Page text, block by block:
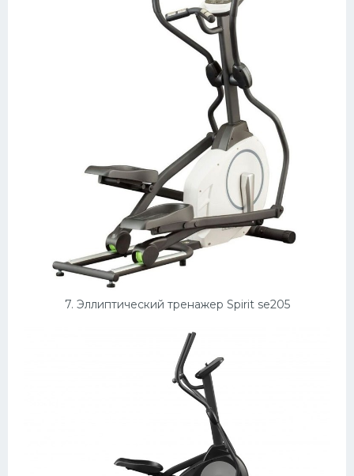
7. Эллиптический тренажер Spirit se205